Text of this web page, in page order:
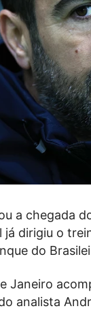
a chegada
dirigiu o
do
Janeiro
analista